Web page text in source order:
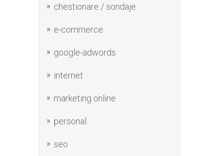
chestionare / sondaje
e-commerce
google-adwords
internet
marketing online
personal
seo